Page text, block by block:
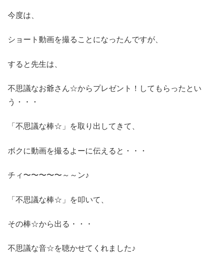
今度は、
ショート動画を撮ることになったんですが、
すると先生は、
不思議なお爺さん☆からプレゼント！してもらったとい
う・・・
「不思議な棒☆」を取り出してきて、
ボクに動画を撮るよーに伝えると・・・
チィ〜〜〜〜〜～～ン♪
「不思議な棒☆」を叩いて、
その棒☆から出る・・・
不思議な音☆を聴かせてくれました♪